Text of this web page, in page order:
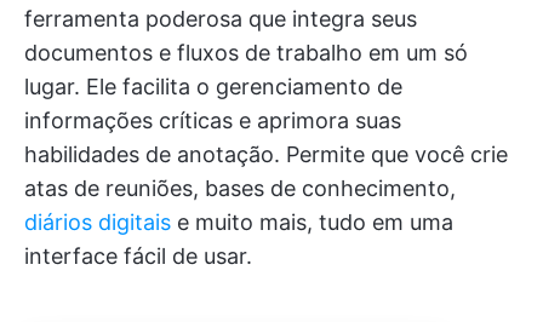
ferramenta poderosa que integra seus
documentos e fluxos de trabalho em um só
lugar. Ele facilita o gerenciamento de
informações críticas e aprimora suas
habilidades de anotação. Permite que você crie
atas de reuniões, bases de conhecimento,
diários digitais e muito mais, tudo em uma
interface fácil de usar.